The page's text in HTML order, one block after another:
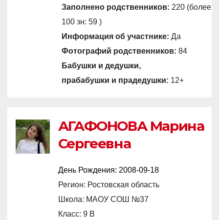
Заполнено родственников: 220 (более
100 зн: 59 )
Информация об участнике: Да
Фотографий родственников: 84
Бабушки и дедушки,
прабабушки и прадедушки: 12+
АГАФОНОВА Марина
Сергеевна
День Рождения: 2008-09-18
Регион: Ростовская область
Школа: МАОУ СОШ №37
Класс: 9 В